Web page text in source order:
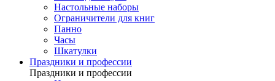
Настольные наборы
Ограничители для книг
Панно
Часы
Шкатулки
Праздники и профессии
Праздники и профессии